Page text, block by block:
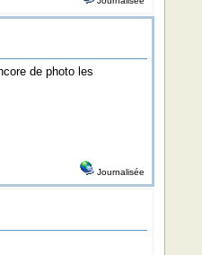
de photo les
Journalisée